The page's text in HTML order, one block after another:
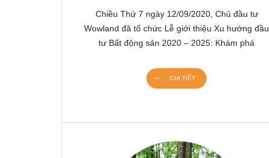
Chiều Thứ 7 ngày 12/09/2020, Chủ đầu tư
Wowland đã tổ chức Lễ giới thiệu Xu hướng đầu
tư Bất động sản 2020 – 2025: Khám phá
CHI TIẾT